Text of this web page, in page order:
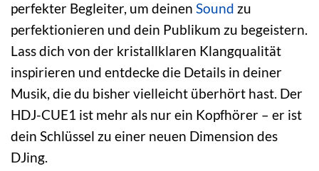
perfekter Begleiter, um deinen Sound zu
perfektionieren und dein Publikum zu begeistern.
Lass dich von der kristallklaren Klangqualität
inspirieren und entdecke die Details in deiner
Musik, die du bisher vielleicht überhört hast. Der
HDJ-CUE1 ist mehr als nur ein Kopfhörer – er ist
dein Schlüssel zu einer neuen Dimension des
DJing.